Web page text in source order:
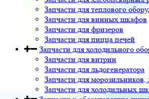
Запчасти для теплового
Запчасти для винных шкафов
Запчасти для фризеров
Запчасти для пицца печей
Запчасти для холодильного
Запчасти для витрин
Запчасти для льдогенератора
Запчасти для морозильников,
Запчасти для холодильных